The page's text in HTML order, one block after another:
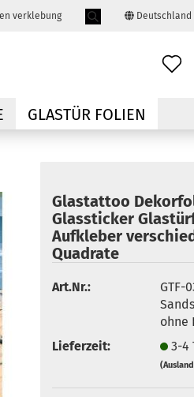
verklebung Deutschland
E-Mail
Konto erstellen
GLASTÜR FOLIEN
Glastattoo
Glassticker
Aufkleber
Quadrate
Art.Nr.:
GTF-
ohne
Lieferzeit:
3-4